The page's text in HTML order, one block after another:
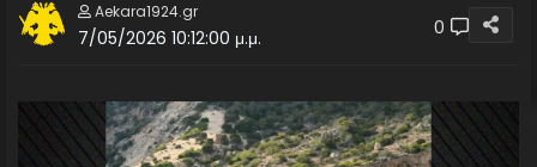
Aekara1924.gr
7/05/2026 10:12:00 μ.μ. 0